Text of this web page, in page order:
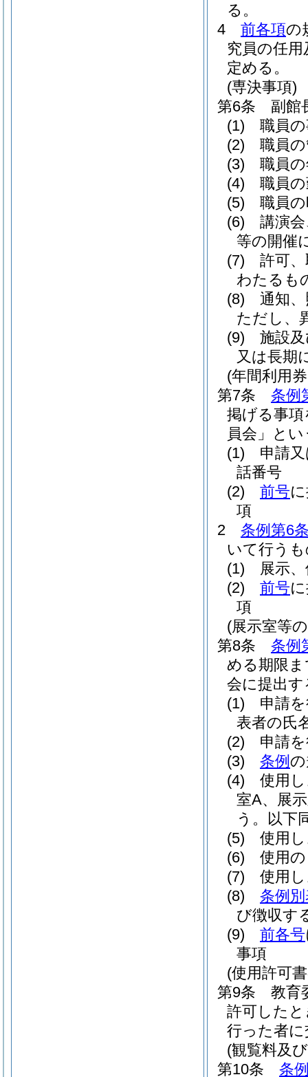
る。
4
前各項の
究員の任
定める。
(専決事項)
第6条
副館
(1)
職員
(2)
職員
(3)
職員
(4)
職員
(5)
職員
(6)
講演
等の開催
(7)
許可
わたるも
(8)
通知
ただし、
(9)
施設
又は長期
(年間利用
第7条
条例
掲げる事
員会」と
(1)
申請
話番号
(2)
前号
項
2
条例第6
いて行う
(1)
展示
(2)
前号
項
(展示室等
第8条
条例
める期限
会に提出
(1)
申請
表者の氏
(2)
申請
(3)
条例
(4)
使用
室A、展
う。以下
(5)
使用
(6)
使用
(7)
使用
(8)
条例
び徴収す
(9)
前各号
事項
(使用許可
第9条
教育
許可した
行った者
(観覧料及
第10条
条